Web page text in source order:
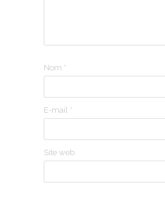
Nom *
E-mail *
Site web